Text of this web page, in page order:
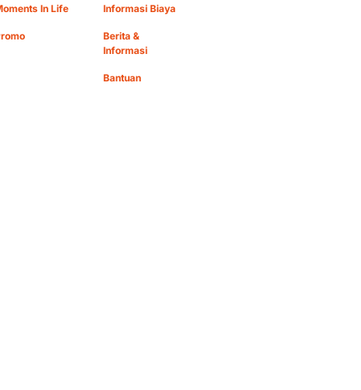
In Life Informasi Biaya
Berita &
Informasi
Bantuan